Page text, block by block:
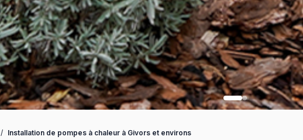
/ Installation de pompes à chaleur à Givors et environs